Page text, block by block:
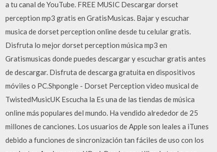
a tu canal de YouTube. FREE MUSIC Descargar dorset
perception mp3 gratis en GratisMusicas. Bajar y escuchar
musica de dorset perception online desde tu celular gratis.
Disfruta lo mejor dorset perception música mp3 en
Gratismusicas donde puedes descargar y escuchar gratis antes
de descargar. Disfruta de descarga gratuita en dispositivos
móviles o PC.Shpongle - Dorset Perception video musical de
TwistedMusicUK Escucha la Es una de las tiendas de música
online más populares del mundo. Ha vendido alrededor de 25
millones de canciones. Los usuarios de Apple son leales a iTunes
debido a funciones de sincronización tan fáciles de uso con los